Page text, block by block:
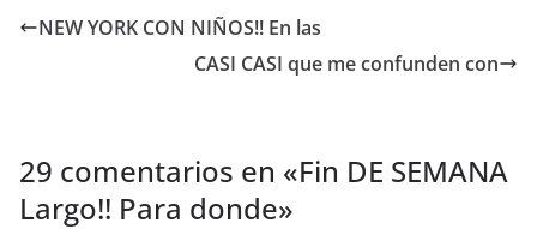
NEW YORK CON NIÑOS!! En las
CASI CASI que me confunden con
29 comentarios en «Fin DE SEMANA
Largo!! Para donde»